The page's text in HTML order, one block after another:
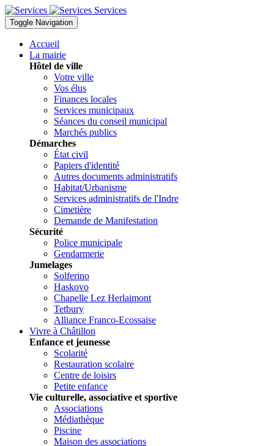
Services
Toggle Navigation
Accueil
La mairie
Hôtel de ville
Votre ville
Vos élus
Finances locales
Services municipaux
Séances du conseil municipal
Marchés publics
Démarches
État civil
Papiers d'identité
Autres documents administratifs
Habitat/Urbanisme
Services administratifs de l'Indre
Cimetière
Demande de Manifestation
Sécurité
Police municipale
Gendarmerie
Jumelages
Solferino
Haskovo
Chapelle Lez Herlaimont
Tetbury
Alliance Franco-Ecossaise
Vivre à Châtillon
Enfance et jeunesse
Scolarité
Restauration scolaire
Centre de loisirs
Petite enfance
Vie culturelle, associative et sportive
Associations
Médiathèque
Piscine
Maison des associations